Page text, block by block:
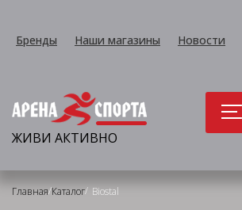
Бренды Наши магазины Новости
ЖИВИ АКТИВНО
Главная/Каталог/ Biostal